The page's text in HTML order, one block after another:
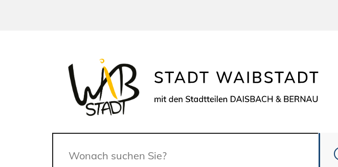
Suche